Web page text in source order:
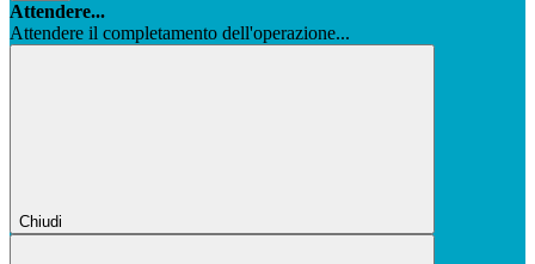
Attendere...
Attendere il completamento dell'operazione...
Chiudi